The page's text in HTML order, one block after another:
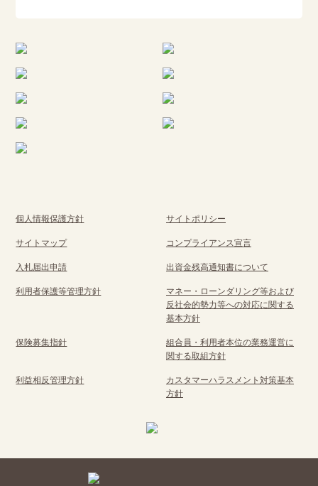
個人情報保護方針 サイトポリシー
サイトマップ コンプライアンス宣言
入札届出申請 出資金残高通知書について
利用者保護等管理方針
マネー・ローンダリング等および
反社会的勢力等への対応に関する
基本方針
保険募集指針
組合員・利用者本位の業務運営に
関する取組方針
利益相反管理方針
カスタマーハラスメント対策基本
方針